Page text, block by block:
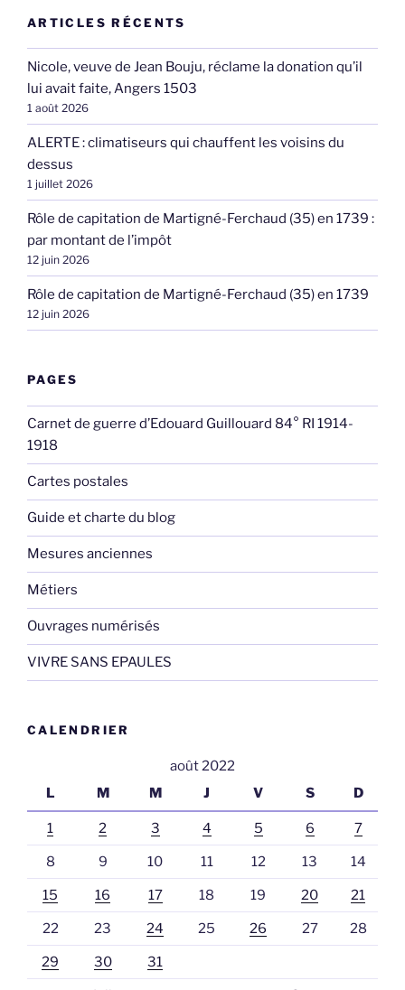
ARTICLES RÉCENTS
Nicole, veuve de Jean Bouju, réclame la donation qu’il
lui avait faite, Angers 1503
1 août 2026
ALERTE : climatiseurs qui chauffent les voisins du
dessus
1 juillet 2026
Rôle de capitation de Martigné-Ferchaud (35) en 1739 :
par montant de l’impôt
12 juin 2026
Rôle de capitation de Martigné-Ferchaud (35) en 1739
12 juin 2026
PAGES
Carnet de guerre d’Edouard Guillouard 84° RI 1914-
1918
Cartes postales
Guide et charte du blog
Mesures anciennes
Métiers
Ouvrages numérisés
VIVRE SANS EPAULES
CALENDRIER
août 2022
L
M M J V S D
1 2 3 4 5 6 7
8 9 10 11 12 13 14
15 16 17 18 19 20 21
22 23 24 25 26 27 28
29 30 31